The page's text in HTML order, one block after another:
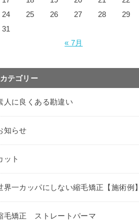
24
25 26 27 28 29
31
« 7月
カテゴリー
人に良くある勘違い
知らせ
ット
界一カッパにしない縮毛矯正【施術例】
毛矯正 ストレートパーマ